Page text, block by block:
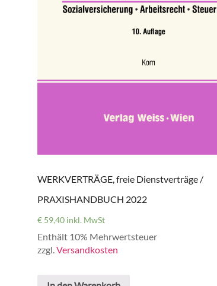
WERKVERTRÄGE, freie Dienstverträge /
PRAXISHANDBUCH 2022
€ 59,40 inkl. MwSt
Enthält 10% Mehrwertsteuer
zzgl.Versandkosten